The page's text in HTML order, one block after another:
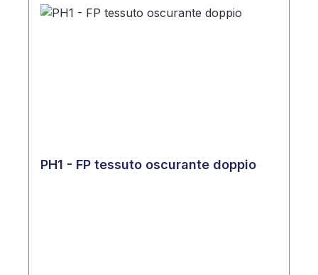
PH1 - FP tessuto oscurante doppio